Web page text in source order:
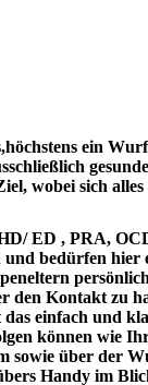
ein
wobei sich
ED , PRA,
bedürfen
den Kontakt zu
einfach und
können wie
sowie über der
Handy im